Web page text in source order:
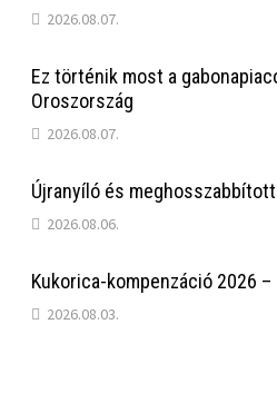
2026.08.07.
Ez történik most a
Oroszország
2026.08.07.
Újranyíló és
2026.08.06.
Kukorica-kompenzáció 2026
2026.08.03.